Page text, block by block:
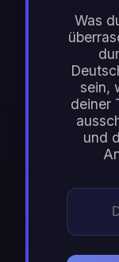
Was
sein,
deiner
und